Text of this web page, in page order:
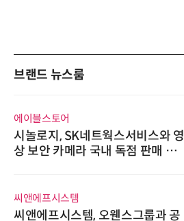
브랜드 뉴스룸
에이블스토어
시놀로지, SK네트웍스서비스와 영
상 보안 카메라 국내 독점 판매 파
씨앤에프시스템
씨앤에프시스템, 오웬스그룹과 공